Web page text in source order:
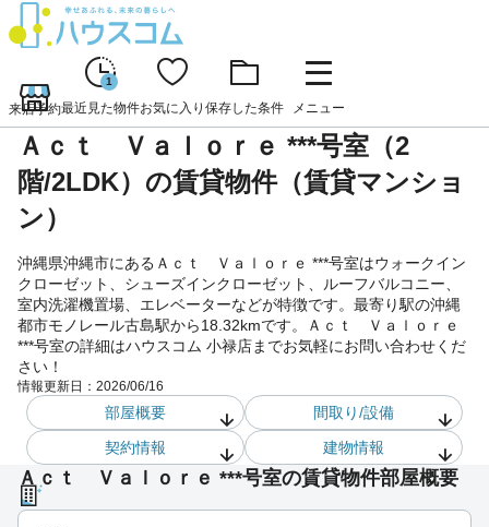
来店予約
1
最近見た物件お気に入り 保存した条件 メニュー
Ａｃｔ Ｖａｌｏｒｅ ***号室（2
階/2LDK）の賃貸物件（賃貸マンショ
ン）
沖縄県沖縄市にあるＡｃｔ Ｖａｌｏｒｅ ***号室はウォークイン
クローゼット、シューズインクローゼット、ルーフバルコニー、
室内洗濯機置場、エレベーターなどが特徴です。最寄り駅の沖縄
都市モノレール古島駅から18.32kmです。Ａｃｔ Ｖａｌｏｒｅ
***号室の詳細はハウスコム 小禄店までお気軽にお問い合わせくだ
さい！
情報更新日： 2026/06/16
部屋概要
間取り/設備
契約情報
建物情報
Ａｃｔ Ｖａｌｏｒｅ ***号室の賃貸物件部屋概要